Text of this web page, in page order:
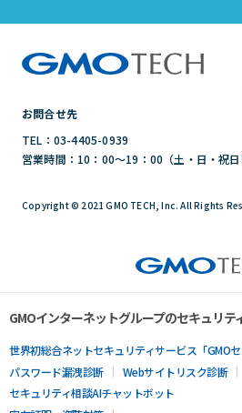
お問合せ先
TEL：03-4405-0939
営業時間：10：00～19：00（土・日・祝日
Copyright © 2021 GMO TECH, Inc. All Rights
GMOインターネットグループのセキュリテ
世界初総合ネットセキュリティサービス「GMOセ
パスワード漏洩診断
Webサイトリスク診断
セキュリティ相談AIチャットボット